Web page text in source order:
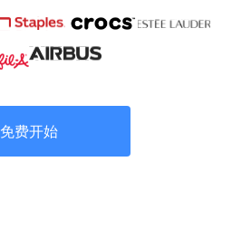
免费开始